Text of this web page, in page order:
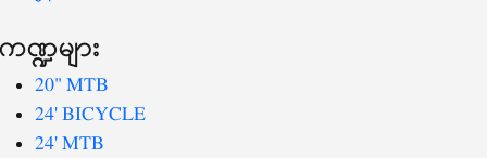
ကဏ္ဍများ
20" MTB
24' BICYCLE
24' MTB